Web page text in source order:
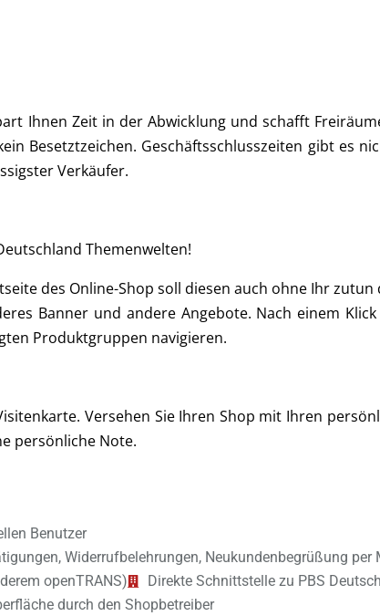
Ihnen Zeit in der Abwicklung und schafft
Besetztzeichen. Geschäftsschlusszeiten gibt es
Verkäufer.
Themenwelten!
des Online-Shop soll diesen auch ohne Ihr
Banner und andere Angebote. Nach einem
Produktgruppen navigieren.
Versehen Sie Ihren Shop mit Ihren
persönliche Note.
Benutzer
Widerrufbelehrungen, Neukundenbegrüßung
openTRANS)
Direkte Schnittstelle zu PBS
durch den Shopbetreiber